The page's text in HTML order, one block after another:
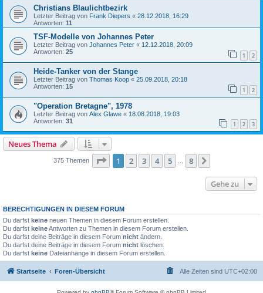
Christians Blaulichtbezirk
Letzter Beitrag von Frank Diepers « 28.12.2018, 16:29
Antworten: 11
TSF-Modelle von Johannes Peter
Letzter Beitrag von Johannes Peter « 12.12.2018, 20:09
Antworten: 25 1 2
Heide-Tanker von der Stange
Letzter Beitrag von Thomas Koop « 25.09.2018, 20:18
Antworten: 15 1 2
"Operation Bretagne", 1978
Letzter Beitrag von Alex Glawe « 18.08.2018, 19:03
Antworten: 31 1 2 3
Neues Thema
375 Themen Seite 1von
1 2 3 4 5 8
Gehe zu
BERECHTIGUNGEN IN DIESEM FORUM
Du darfst keine neuen Themen in diesem Forum erstellen.
Du darfst keineAntworten zu Themen in diesem Forum erstellen.
Du darfst deine Beiträge in diesem Forum nicht ändern.
Du darfst deine Beiträge in diesem Forum nicht löschen.
Du darfst keine Dateianhänge in diesem Forum erstellen.
Startseite Foren-Übersicht Alle Zeiten sind UTC+02:00